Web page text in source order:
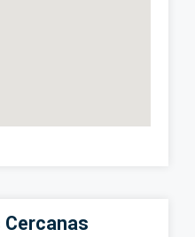
Cercanas